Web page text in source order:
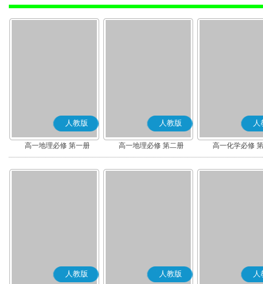
人教版
高一地理必修 第一册
人教版
高一地理必修 第二册
人
高一化学必修
人教版 人教版 人